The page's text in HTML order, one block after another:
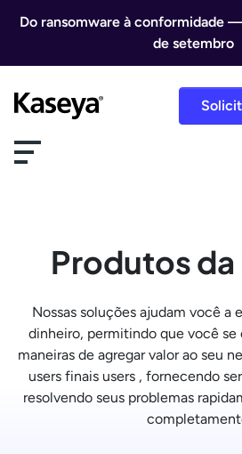
Do ransomware à conformidade
de setembro
Produtos da
Nossas soluções ajudam você a
dinheiro, permitindo que você
maneiras de agregar valor ao seu
users finais users , fornecendo
resolvendo seus problemas